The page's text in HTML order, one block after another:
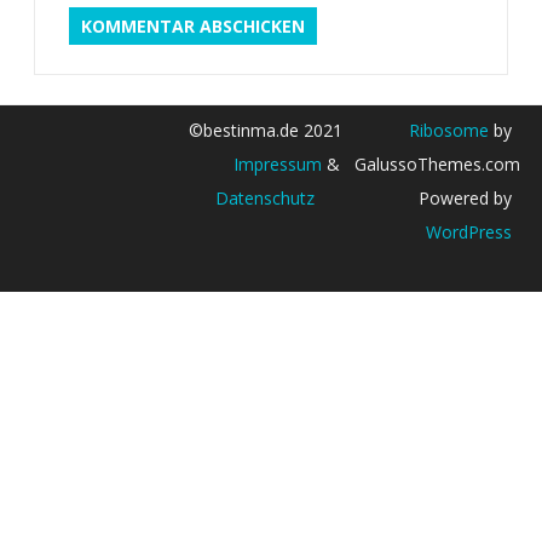
©bestinma.de 2021
Impressum &
Datenschutz
Ribosome by
GalussoThemes.com
Powered by
WordPress